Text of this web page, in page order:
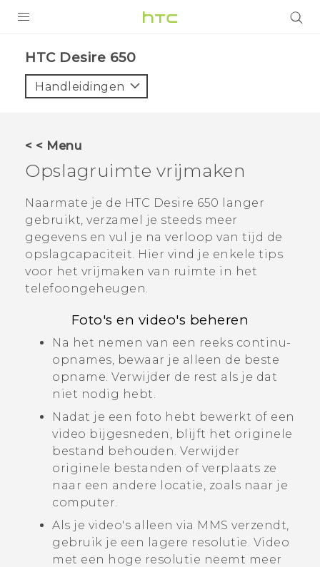
VIVE
HTC Club
SUPPORT
HTC-apparaten & -accessoires
VIVERSE
Aanmelden
HTC Desire 650‎
Handleidingen
< < Menu
Opslagruimte vrijmaken
Naarmate je de HTC Desire 650 langer
gebruikt, verzamel je steeds meer
gegevens en vul je na verloop van tijd de
opslagcapaciteit. Hier vind je enkele tips
voor het vrijmaken van ruimte in het
telefoongeheugen.
Foto's en video's beheren
Na het nemen van een reeks continu-
opnames, bewaar je alleen de beste
opname. Verwijder de rest als je dat
niet nodig hebt.
Nadat je een foto hebt bewerkt of een
video bijgesneden, blijft het originele
bestand behouden. Verwijder
originele bestanden of verplaats ze
naar een andere locatie, zoals naar je
computer.
Als je video's alleen via MMS verzendt,
gebruik je een lagere resolutie. Video
met een hoge resolutie neemt meer